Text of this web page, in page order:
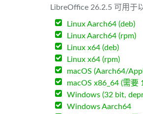
LibreOffice 26.2.5 可用于
Linux Aarch64 (deb)
Linux Aarch64 (rpm)
Linux x64 (deb)
Linux x64 (rpm)
macOS (Aarch64/
macOS x86_64 (需要
Windows (32 bit,
Windows Aarch64